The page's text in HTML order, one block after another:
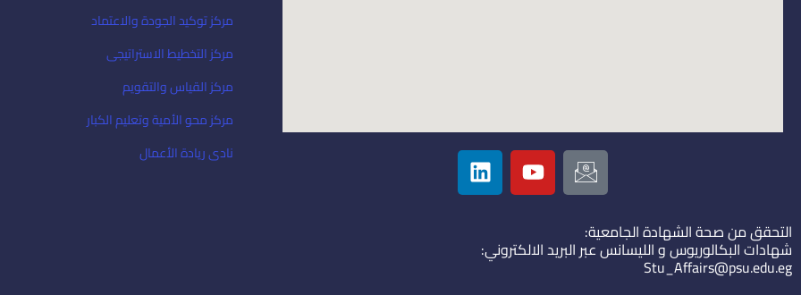
I
c
o
-
e
Y
o
u
u
b
L
i
n
التحقق من صحة الشهادة الجامعية:
شهادات البكالوريوس و الليسانس عبر البريد الالكتروني:
Stu_Affairs@psu.edu.eg
مركز توكيد الجودة والاعتماد
مركز التخطيط الاستراتيجى
مركز القياس والتقويم
مركز محو الأمية وتعليم الكبار
نادى ريادة الأعمال